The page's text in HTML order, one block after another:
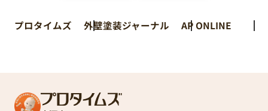
プロタイムズ 外壁塗装ジャーナル AP ONLINE